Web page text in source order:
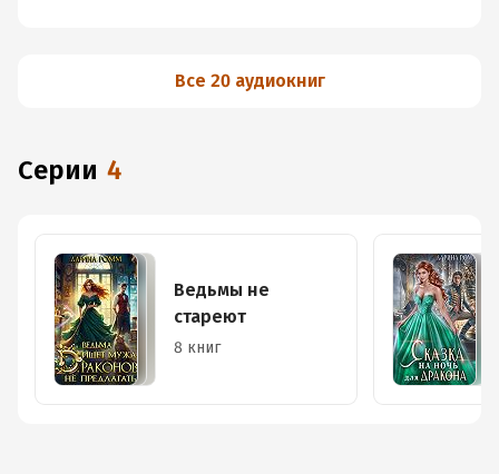
Все 20 аудиокниг
Серии 4
Ведьмы не
стареют
8 книг